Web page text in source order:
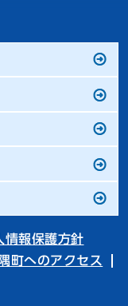
情報保護方針
町へのアクセス